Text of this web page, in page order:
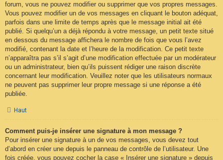
forum, vous ne pouvez modifier ou supprimer que vos propres messages.
Vous pouvez modifier un de vos messages en cliquant le bouton adéquat,
parfois dans une limite de temps après que le message initial ait été
publié. Si quelqu’un a déjà répondu à votre message, un petit texte situé
en dessous du message affichera le nombre de fois que vous l’avez
modifié, contenant la date et l’heure de la modification. Ce petit texte
n’apparaîtra pas s’il s’agit d’une modification effectuée par un modérateur
ou un administrateur, bien qu’ils puissent rédiger une raison discrète
concernant leur modification. Veuillez noter que les utilisateurs normaux
ne peuvent pas supprimer leur propre message si une réponse a été
publiée.
Haut
Comment puis-je insérer une signature à mon message ?
Pour insérer une signature à un de vos messages, vous devez tout
d’abord en créer une depuis le panneau de contrôle de l’utilisateur. Une
fois créée, vous pouvez cocher la case « Insérer une signature » depuis